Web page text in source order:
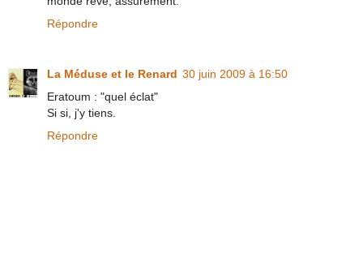
Répondre
La Méduse et le Renard 30 juin 2009 à 16:50
Eratoum : "quel éclat"
Si si, j'y tiens.
Répondre